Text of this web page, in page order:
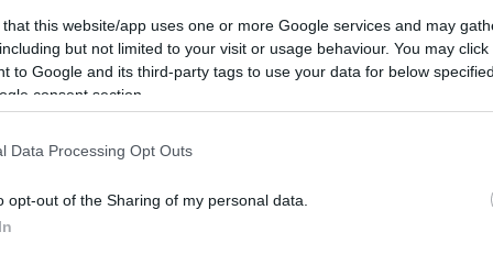
that this website/app uses one or more Google services and may
but not limited to your visit or usage behaviour. You may
to Google and its third-party tags to use your data for below
consent section.
Data Processing Opt Outs
opt-out of the Sharing of my personal data.
1980, όταν αυτό ιδρύθηκε». Όμως, έκτοτε
στη χώρα έχουν αλλάξει, ενώ έχουν
καλύτερα μοντέλα διοίκησης
αυτής της οργανωτικής δομής του ΕΣΥ
του αποτελέσματος, επισημαίνουν οι